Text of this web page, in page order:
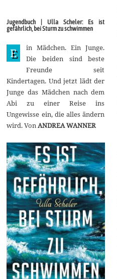
Jugendbuch | Ulla Scheler: Es ist
gefährlich, bei Sturm zu schwimmen
E
in Mädchen. Ein Junge.
Die beiden sind beste
Freunde seit
Kindertagen. Und jetzt lädt der
Junge das Mädchen nach dem
Abi zu einer Reise ins
Ungewisse ein, die alles ändern
wird. Von ANDREA WANNER